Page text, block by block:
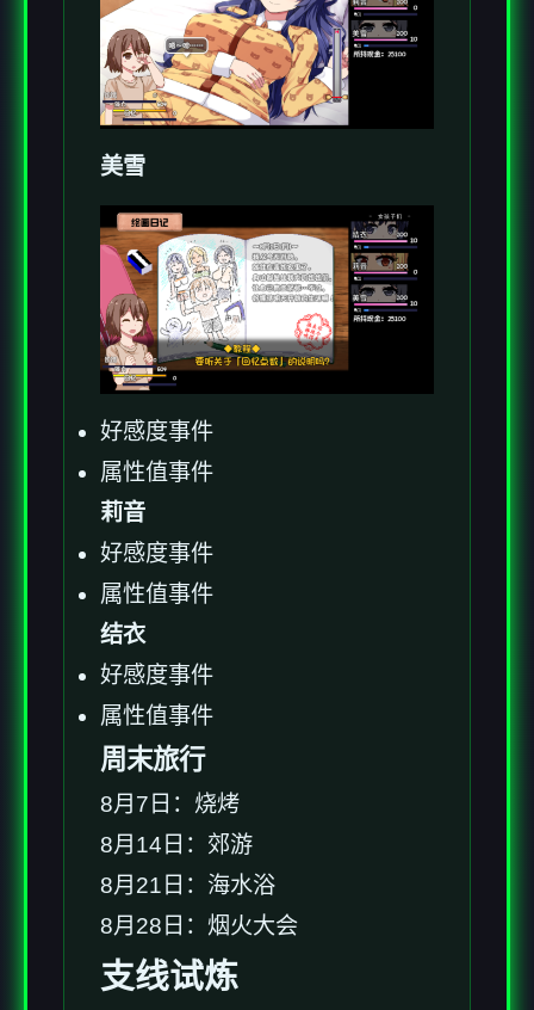
美雪
好感度事件
属性值事件
莉音
好感度事件
属性值事件
结衣
好感度事件
属性值事件
周末旅行
8月7日：烧烤
8月14日：郊游
8月21日：海水浴
8月28日：烟火大会
支线试炼